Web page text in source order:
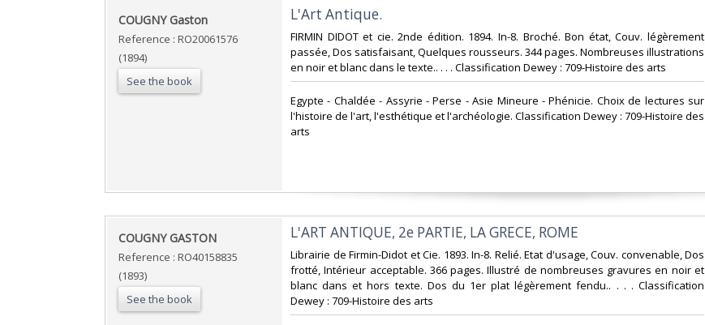
‎COUGNY Gaston‎
Reference : RO20061576
(1894)
See the book
‎L'Art Antique.‎
‎FIRMIN DIDOT et cie. 2nde édition. 1894. In-8. Broché. Bon état, Couv. légèrement
passée, Dos satisfaisant, Quelques rousseurs. 344 pages. Nombreuses illustrations
en noir et blanc dans le texte.. . . . Classification Dewey : 709-Histoire des arts‎
‎Egypte - Chaldée - Assyrie - Perse - Asie Mineure - Phénicie. Choix de lectures sur
l'histoire de l'art, l'esthétique et l'archéologie. Classification Dewey : 709-Histoire des
arts‎
‎COUGNY GASTON‎
Reference : RO40158835
(1893)
See the book
‎L'ART ANTIQUE, 2e PARTIE, LA GRECE, ROME‎
‎Librairie de Firmin-Didot et Cie. 1893. In-8. Relié. Etat d'usage, Couv. convenable, Dos
frotté, Intérieur acceptable. 366 pages. Illustré de nombreuses gravures en noir et
blanc dans et hors texte. Dos du 1er plat légèrement fendu.. . . . Classification
Dewey : 709-Histoire des arts‎